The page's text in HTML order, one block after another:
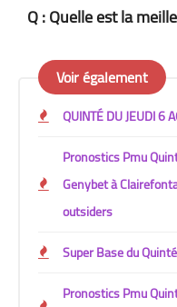
Q : Quelle est la
Voir également
QUINTÉ DU JEUDI 6
Pronostics Pmu
Genybet à
outsiders
Super Base du
Pronostics Pmu